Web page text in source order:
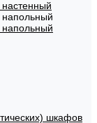
шкафов